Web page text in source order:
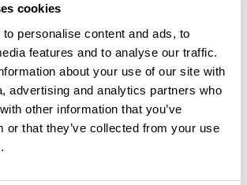
cookies
personalise content and ads, to
features and to analyse our traffic.
about your use of our site with
advertising and analytics partners who
other information that you’ve
or that they’ve collected from your use
Ajouter un avis
de randonnée de 19,2 km à proximité